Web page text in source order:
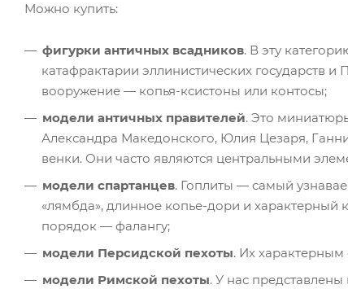
Можно купить:
фигурки античных всадников. В эту
катафрактарии эллинистических государств
вооружение — копья-ксистоны или контосы;
модели античных правителей. Это
Александра Македонского, Юлия Цезаря,
венки. Они часто являются центральными
модели спартанцев. Гоплиты — самый
«лямбда», длинное копье-дори и
порядок — фалангу;
модели Персидской пехоты. Их
модели Римской пехоты. У нас